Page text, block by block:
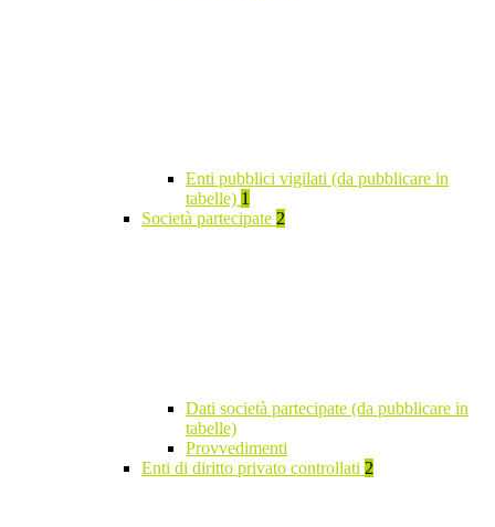
Enti pubblici vigilati (da pubblicare in
tabelle) 1
Società partecipate 2
Dati società partecipate (da pubblicare in
tabelle)
Provvedimenti
Enti di diritto privato controllati 2